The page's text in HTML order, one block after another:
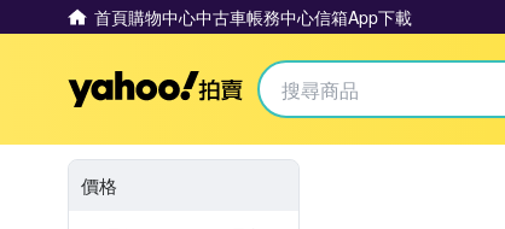
首頁購物中心中古車帳務中心信箱App下載
Yahoo拍賣
價格